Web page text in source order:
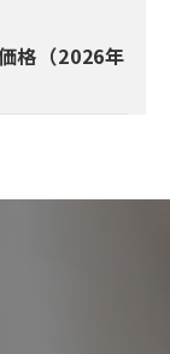
格（2026年